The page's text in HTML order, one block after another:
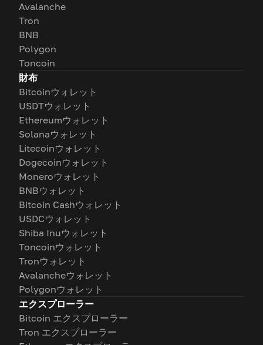
Avalanche
Tron
BNB
Polygon
Toncoin
財布
Bitcoinウォレット
USDTウォレット
Ethereumウォレット
Solanaウォレット
Litecoinウォレット
Dogecoinウォレット
Moneroウォレット
BNBウォレット
Bitcoin Cashウォレット
USDCウォレット
Shiba Inuウォレット
Toncoinウォレット
Tronウォレット
Avalancheウォレット
Polygonウォレット
エクスプローラー
Bitcoin エクスプローラー
Tron エクスプローラー